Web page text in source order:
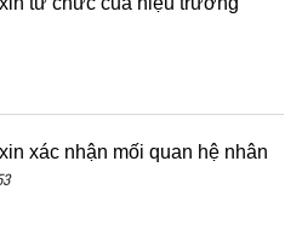
xác nhận mối quan hệ nhân